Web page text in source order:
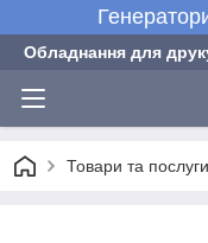
Обладнання для
Товари та послуги